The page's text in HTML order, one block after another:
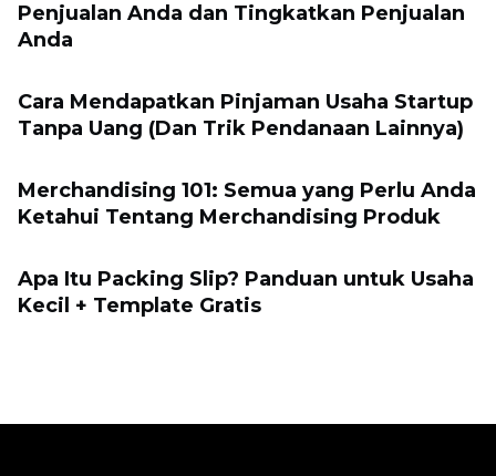
Penjualan Anda dan Tingkatkan Penjualan
Anda
Cara Mendapatkan Pinjaman Usaha Startup
Tanpa Uang (Dan Trik Pendanaan Lainnya)
Merchandising 101: Semua yang Perlu Anda
Ketahui Tentang Merchandising Produk
Apa Itu Packing Slip? Panduan untuk Usaha
Kecil + Template Gratis